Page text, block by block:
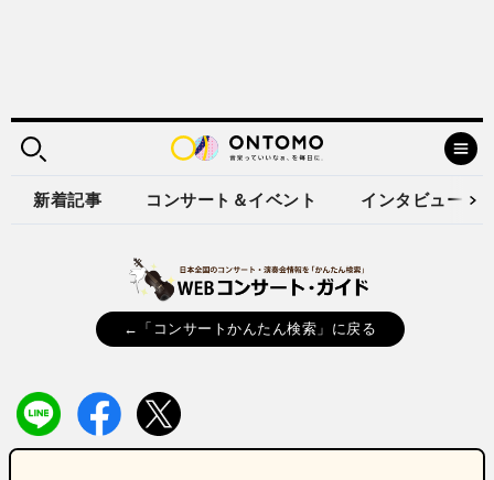
新着記事 コンサート＆イベント インタビュー
←「コンサートかんたん検索」に戻る